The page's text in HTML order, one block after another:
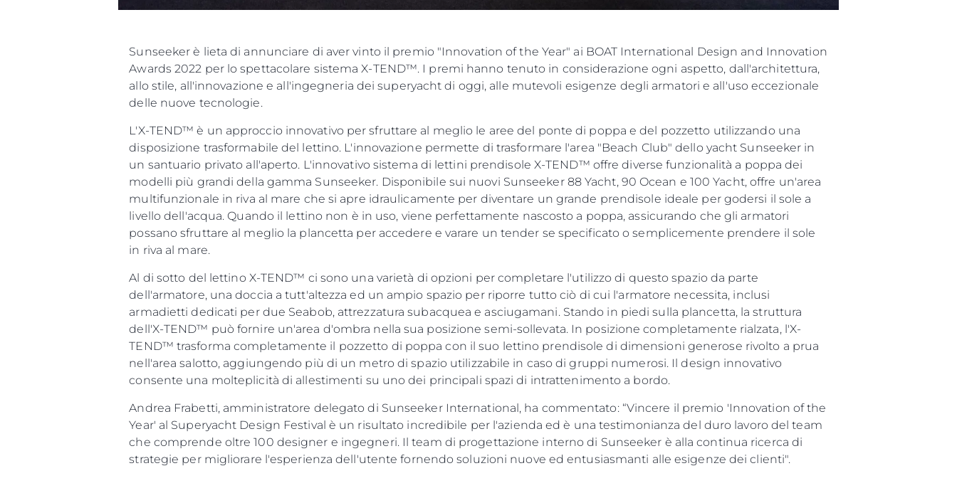
Sunseeker è lieta di annunciare di aver vinto il premio "Innovation of the Year" ai BOAT International Design and Innovation
Awards 2022 per lo spettacolare sistema X-TEND™. I premi hanno tenuto in considerazione ogni aspetto, dall'architettura,
allo stile, all'innovazione e all'ingegneria dei superyacht di oggi, alle mutevoli esigenze degli armatori e all'uso eccezionale
delle nuove tecnologie.
L'X-TEND™ è un approccio innovativo per sfruttare al meglio le aree del ponte di poppa e del pozzetto utilizzando una
disposizione trasformabile del lettino. L'innovazione permette di trasformare l'area "Beach Club" dello yacht Sunseeker in
un santuario privato all'aperto. L'innovativo sistema di lettini prendisole X-TEND™ offre diverse funzionalità a poppa dei
modelli più grandi della gamma Sunseeker. Disponibile sui nuovi Sunseeker 88 Yacht, 90 Ocean e 100 Yacht, offre un'area
multifunzionale in riva al mare che si apre idraulicamente per diventare un grande prendisole ideale per godersi il sole a
livello dell'acqua. Quando il lettino non è in uso, viene perfettamente nascosto a poppa, assicurando che gli armatori
possano sfruttare al meglio la plancetta per accedere e varare un tender se specificato o semplicemente prendere il sole
in riva al mare.
Al di sotto del lettino X-TEND™ ci sono una varietà di opzioni per completare l'utilizzo di questo spazio da parte
dell'armatore, una doccia a tutt'altezza ed un ampio spazio per riporre tutto ciò di cui l'armatore necessita, inclusi
armadietti dedicati per due Seabob, attrezzatura subacquea e asciugamani. Stando in piedi sulla plancetta, la struttura
dell'X-TEND™ può fornire un'area d'ombra nella sua posizione semi-sollevata. In posizione completamente rialzata, l'X-
TEND™ trasforma completamente il pozzetto di poppa con il suo lettino prendisole di dimensioni generose rivolto a prua
nell'area salotto, aggiungendo più di un metro di spazio utilizzabile in caso di gruppi numerosi. Il design innovativo
consente una molteplicità di allestimenti su uno dei principali spazi di intrattenimento a bordo.
Andrea Frabetti, amministratore delegato di Sunseeker International, ha commentato: “Vincere il premio 'Innovation of the
Year' al Superyacht Design Festival è un risultato incredibile per l'azienda ed è una testimonianza del duro lavoro del team
che comprende oltre 100 designer e ingegneri. Il team di progettazione interno di Sunseeker è alla continua ricerca di
strategie per migliorare l'esperienza dell'utente fornendo soluzioni nuove ed entusiasmanti alle esigenze dei clienti".